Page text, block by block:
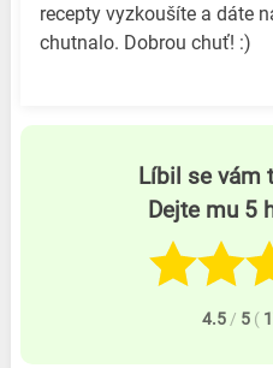
recepty vyzkoušíte a dáte
chutnalo. Dobrou chuť! :)
Líbil se vám
Dejte mu 5
4.5 / 5 (